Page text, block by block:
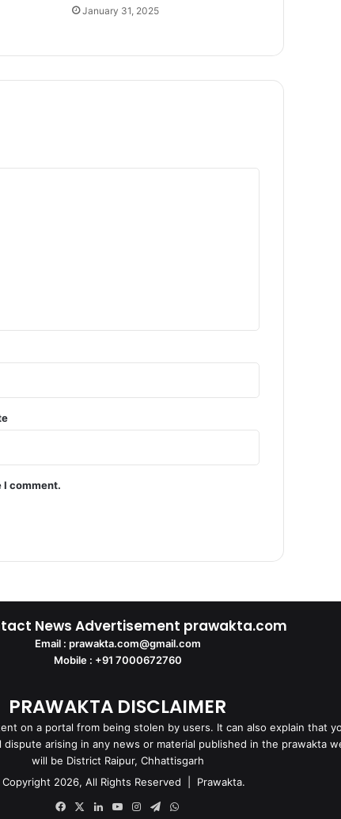
January 31, 2025
I comment.
News Advertisement prawakta.com
Email : prawakta.com@gmail.com
Mobile : +91 7000672760
PRAWAKTA DISCLAIMER
on a portal from being stolen by users. It can also explain that
arising in any news or material published in the prawakta
will be District Raipur, Chhattisgarh
2026, All Rights Reserved | Prawakta.
FacebookLinkedInYouTubeInstagram
TelegramWhatsApp